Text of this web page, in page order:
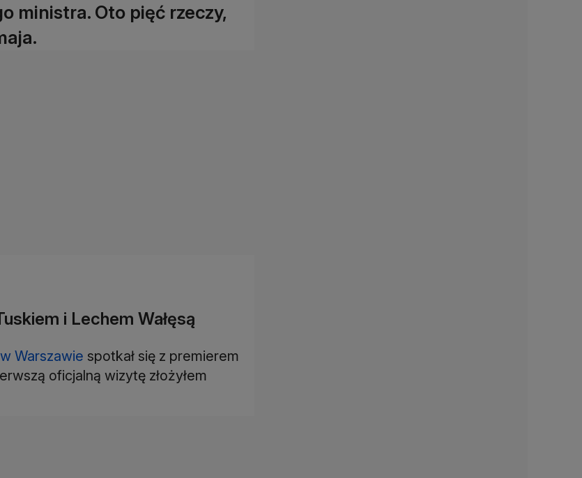
ministra. Oto pięć rzeczy,
i Lechem Wałęsą
Warszawie spotkał się z premierem
oficjalną wizytę złożyłem